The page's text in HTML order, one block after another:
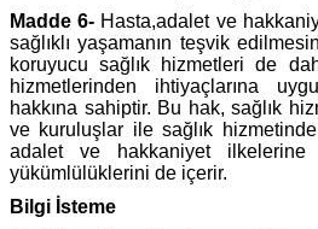
Madde 6- Hasta,adalet ve
sağlıklı yaşamanın teşvik
koruyucu sağlık hizmetleri de
hizmetlerinden ihtiyaçlarına
hakkına sahiptir. Bu hak, sağlık
ve kuruluşlar ile sağlık
adalet ve hakkaniyet
yükümlülüklerini de içerir.
Bilgi İsteme